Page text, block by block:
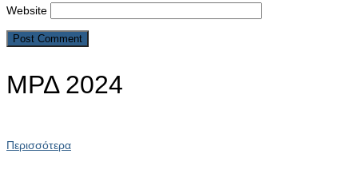
Website
ΜΡΔ 2024
Περισσότερα